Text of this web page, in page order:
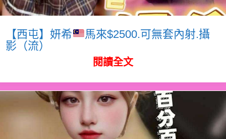
【西屯】妍希
馬來$2500.可無套內射.攝
影（流）
閱讀全文